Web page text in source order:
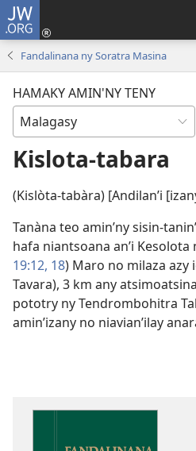
JW.ORG
Fandalinana ny Soratra Masina
HAMAKY AMIN'NY TENY
Kislota-tabara
(Kislòta-tabàra) [Andilan’i
Tanàna teo amin’ny sisin-
hafa niantsoana an’i
19:12, 18) Maro no milaza azy
Tavara), 3 km any
pototry ny Tendrombohitra
amin’izany no niavian’ilay